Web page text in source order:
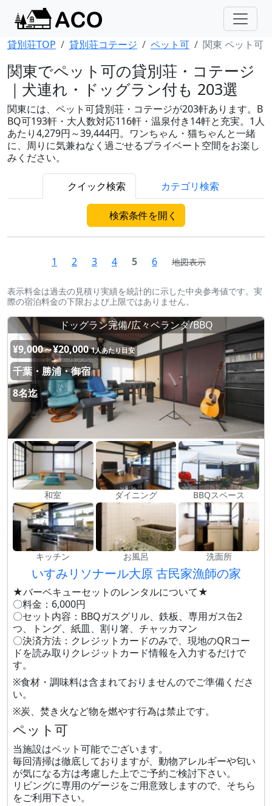
貸別荘TOP 貸別荘コテージ ペット可 関東 ペット可
関東でペット可の貸別荘・コテージ
｜犬連れ・ドッグラン付も 203選
関東には、ペット可貸別荘・コテージが203軒あります。B
BQ可193軒・大人数対応116軒・温泉付き14軒と充実。1人
あたり4,279円～39,444円。ワンちゃん・猫ちゃんと一緒
に、周りに気兼ねなく過ごせるプライベート空間をお楽し
みください。
クイック検索 カテゴリ検索
検索条件を開く
1 2 3 4 5 6 地図表示
表示料金は過去の見積り実績を統計的に示した中央参考値です。実
際の宿泊料金の下限および上限ではありません。
ドッグラン完備/広々ベランダ/BBQ
¥9,000～¥20,000 1人あたり目安
千葉・勝浦・御宿
8名迄
和室 ダイニング BBQスペース
キッチン お風呂 洗面所
いすみリソナール大原 古民家漁師の家
★バーベキューセットのレンタルについて★
〇料金：6,000円
〇セット内容：BBQガスグリル、鉄板、専用ガス缶2
つ、トング、紙皿、割り箸、チャッカマン
〇決済方法：クレジットカードのみで、現地のQRコー
ドを読み取りクレジットカード情報を入力するだけで
す。
※食材・調味料は含まれておりませんのでご準備くださ
い。
※炭、焚き火など物を燃やす行為は禁止です。
ペット可
当施設はペット可能でございます。
毎回清掃は徹底しておりますが、動物アレルギーや匂い
が気になる方は考慮した上でご予約ご検討下さい。
リビングに専用のゲージをご用意致しますので、そちら
をご利用下さい。